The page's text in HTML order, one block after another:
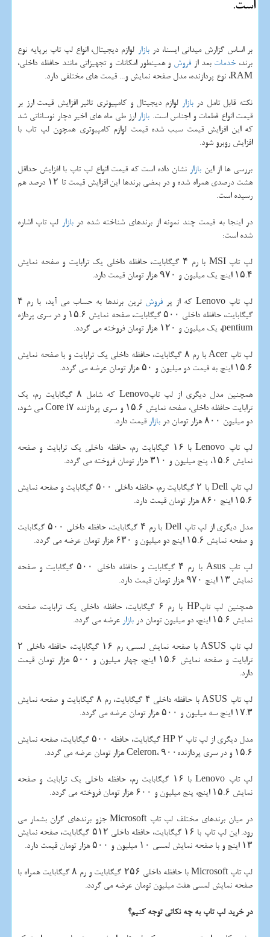
است.
بر اساس گزارش میدانی ایسنا، دربازار لوازم دیجیتال، انواع لپ تاپ برپایه نوع
برند، خدمات بعد از فروش و همینطور امكانات و تجهیزاتی مانند حافظه داخلی،
RAM، نوع پردازنده، مدل صفحه نمایش و... قیمت های مختلفی دارد.
نكته قابل تامل دربازار لوازم دیجیتال و كامپیوتری تاثیر افزایش قیمت ارز بر
قیمت انواع قطعات و اجناس است. بازارارز طی ماه های اخیر دچار نوساناتی شد
كه این افزایش قیمت سبب شده قیمت لوازم كامپیوتری همچون لپ تاب با
افزایش روبرو شود.
بررسی ها از این بازار نشان داده است كه قیمت انواع لپ تاپ با افزایش حداقل
هشت درصدی همراه شده و در بعضی برندها این افزایش قیمت تا ۱۲ درصد هم
رسیده است.
در اینجا به قیمت چند نمونه از برندهای شناخته شده دربازار لپ تاپ اشاره
شده است:
لپ تاپ MSI با رم ۴ گیگابایت، حافظه داخلی یك ترابایت و صفحه نمایش
۱۵.۴ اینچ یك میلیون و ۹۷۰ هزار تومان قیمت دارد.
لپ تاپ Lenovo كه از پر
فروش
ترین برندها به حساب می آید، با رم ۴
گیگابایت، حافظه داخلی ۵۰۰ گیگابایت، صفحه نمایش ۱۵.۶ و در سری پردازه
pentium، یك میلیون و ۱۲۰ هزار تومان فروخته می گردد.
لپ تاپ Acer با رم ۸ گیگابایت، حافظه داخلی یك ترابایت و با صفحه نمایش
۱۵.۶ اینچ به قیمت دو میلیون و ۵۰ هزار تومان عرضه می گردد.
همچنین مدل دیگری از لپ تاپLenovo كه شامل ۸ گیگابایت رم، یك
ترابایت حافظه داخلی، صفحه نمایش ۱۵.۶ و سری پردازنده Core i۷ می شود،
دو میلیون ۸۰۰ هزار تومان در
بازار قیمت دارد.
لپ تاپ Lenovo با ۱۶ گیگابایت رم، حافظه داخلی یك ترابایت و صفحه
نمایش ۱۵.۶، پنج میلیون و ۳۱۰ هزار تومان فروخته می گردد.
لپ تاپ Dell با ۲ گیگابایت رم، حافظه داخلی ۵۰۰ گیگابایت و صفحه نمایش
۱۵.۶ اینچ ۸۶۰ هزار تومان قیمت دارد.
مدل دیگری از لپ تاپ Dell با رم ۴ گیگابایت، حافظه داخلی ۵۰۰ گیگابایت
و صفحه نمایش ۱۵.۶ اینچ دو میلیون و ۶۳۰ هزار تومان عرضه می گردد.
لپ تاپ Asus با رم ۴ گیگابایت و حافظه داخلی ۵۰۰ گیگابایت و صفحه
نمایش ۱۳ اینچ ۹۷۰ هزار تومان قیمت دارد.
همچنین لپ تاپHP با رم ۶ گیگابایت، حافظه داخلی یك ترابایت، صفحه
نمایش ۱۵.۶ اینچ، دو میلیون تومان در
بازار عرضه می گردد.
ل‍پ تاپ ASUS با صفحه نمایش لمسی، رم ۱۶ گیگابایت، حافظه داخلی ۲
ترابایت و صفحه نمایش ۱۵.۶ اینچ، چهار میلیون و ۵۰۰ هزار تومان قیمت
دارد.
لپ تاپ ASUS با حافظه داخلی ۴ گیگابایت، رم ۸ گیگابایت و صفحه نمایش
۱۷.۳ اینچ سه میلیون و ۵۰۰ هزار تومان عرضه می گردد.
مدل دیگری از لپ تاپ HP ۲ گیگابایت، حافظه ۵۰۰ گیگابایت، صفحه نمایش
۱۵.۶ و در سری پردازندهCeleron، ۹۰۰ هزار تومان عرضه می گردد.
لپ تاپ Lenovo با ۱۶ گیگابایت رم، حافظه داخلی یك ترابایت و صفحه
نمایش ۱۵.۶ اینچ، پنج میلیون و ۶۰۰ هزار تومان فروخته می گردد.
در میان برندهای مختلف لپ تاپ Microsoft جزو برندهای گران بشمار می
رود. این لپ تاپ با ۱۶ گیگابایت، حافظه داخلی ۵۱۲ گیگابایت، صفحه نمایش
۱۳ اینچ و با صفحه نمایش لمسی ۱۰ میلیون و ۵۰۰ هزار تومان قیمت دارد.
لپ تاپ Microsoft با حافظه داخلی ۲۵۶ گیگابایت و رم ۸ گیگابایت همراه با
صفحه نمایش لمسی هفت میلیون تومان عرضه می گردد.
در خرید لپ تاپ به چه نكاتی توجه كنیم؟